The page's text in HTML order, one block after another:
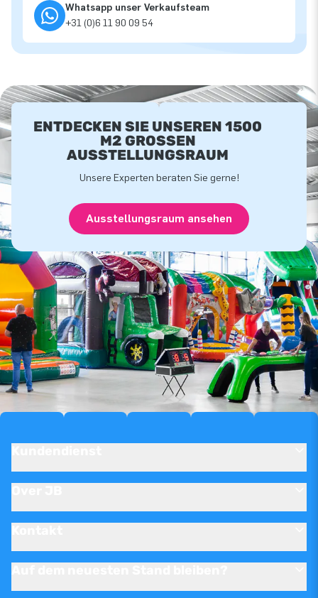
Whatsapp unser Verkaufsteam
+31 (0)6 11 90 09 54
ENTDECKEN SIE UNSEREN 1500
M2 GROSSEN A
USSTELLUNGSRAUM
Unsere Experten beraten Sie gerne!
Ausstellungsraum ansehen